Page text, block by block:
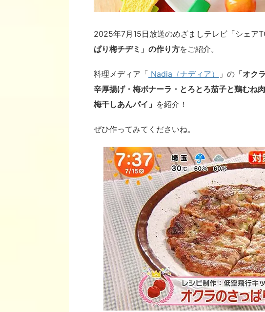
2025年7月15日放送のめざましテレビ「シェア
ぱり梅チヂミ」の作り方をご紹介。
料理メディア「 Nadia（ナディア） 」の 「オク
辛厚揚げ・梅ボナーラ・とろとろ茄子と鶏むね
梅干しあんパイ」 を紹介！
ぜひ作ってみてくださいね。